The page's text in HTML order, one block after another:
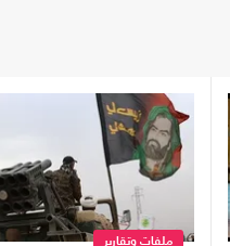
ملفات وتقارير